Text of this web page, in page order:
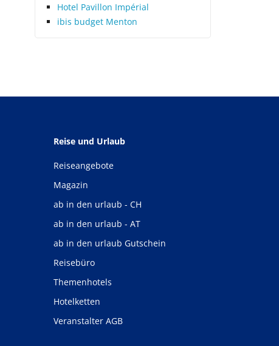
Hotel Pavillon Impérial
ibis budget Menton
Reise und Urlaub
Reiseangebote
Magazin
ab in den urlaub - CH
ab in den urlaub - AT
ab in den urlaub Gutschein
Reisebüro
Themenhotels
Hotelketten
Veranstalter AGB